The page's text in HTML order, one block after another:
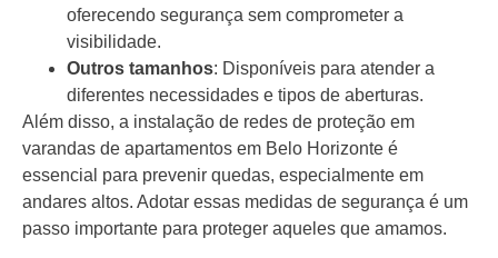
oferecendo segurança sem comprometer a
visibilidade.
Outros tamanhos: Disponíveis para atender a
diferentes necessidades e tipos de aberturas.
Além disso, a instalação de redes de proteção em
varandas de apartamentos em Belo Horizonte é
essencial para prevenir quedas, especialmente em
andares altos. Adotar essas medidas de segurança é um
passo importante para proteger aqueles que amamos.